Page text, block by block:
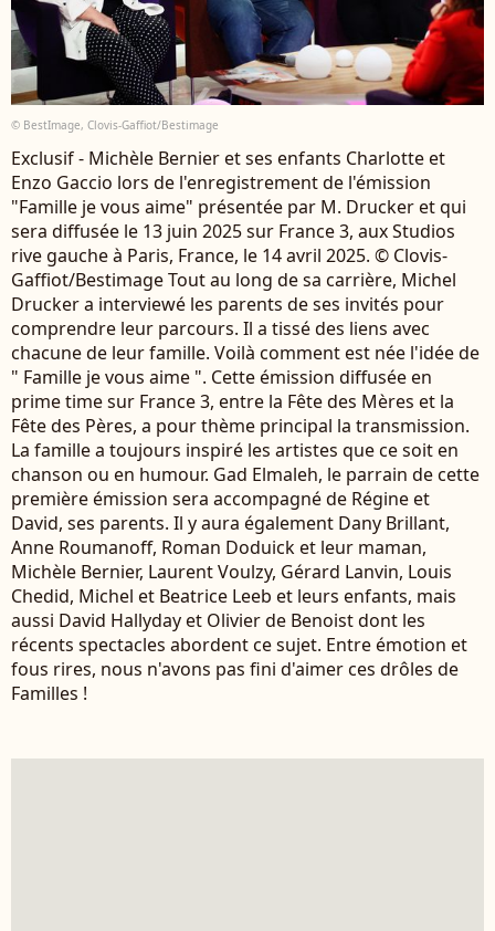
© BestImage, Clovis-Gaffiot/Bestimage
Exclusif - Michèle Bernier et ses enfants Charlotte et
Enzo Gaccio lors de l'enregistrement de l'émission
"Famille je vous aime" présentée par M. Drucker et qui
sera diffusée le 13 juin 2025 sur France 3, aux Studios
rive gauche à Paris, France, le 14 avril 2025. © Clovis-
Gaffiot/Bestimage Tout au long de sa carrière, Michel
Drucker a interviewé les parents de ses invités pour
comprendre leur parcours. Il a tissé des liens avec
chacune de leur famille. Voilà comment est née l'idée de
" Famille je vous aime ". Cette émission diffusée en
prime time sur France 3, entre la Fête des Mères et la
Fête des Pères, a pour thème principal la transmission.
La famille a toujours inspiré les artistes que ce soit en
chanson ou en humour. Gad Elmaleh, le parrain de cette
première émission sera accompagné de Régine et
David, ses parents. Il y aura également Dany Brillant,
Anne Roumanoff, Roman Doduick et leur maman,
Michèle Bernier, Laurent Voulzy, Gérard Lanvin, Louis
Chedid, Michel et Beatrice Leeb et leurs enfants, mais
aussi David Hallyday et Olivier de Benoist dont les
récents spectacles abordent ce sujet. Entre émotion et
fous rires, nous n'avons pas fini d'aimer ces drôles de
Familles !